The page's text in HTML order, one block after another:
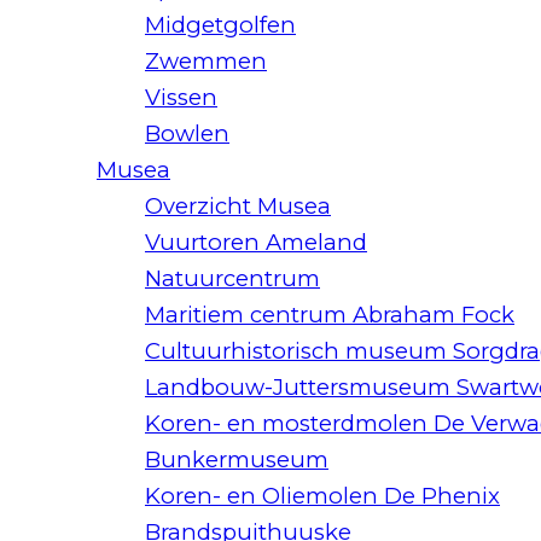
Midgetgolfen
Zwemmen
Vissen
Bowlen
Musea
Overzicht Musea
Vuurtoren Ameland
Natuurcentrum
Maritiem centrum Abraham Fock
Cultuurhistorisch museum
Landbouw-Juttersmuseum
Koren- en mosterdmolen De
Bunkermuseum
Koren- en Oliemolen De Phenix
Brandspuithuuske